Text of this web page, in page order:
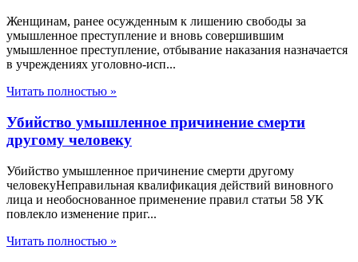
Женщинам, ранее осужденным к лишению свободы за
умышленное преступление и вновь совершившим
умышленное преступление, отбывание наказания назначается
в учреждениях уголовно-исп...
Читать полностью »
Убийство умышленное причинение смерти
другому человеку
Убийство умышленное причинение смерти другому
человекуНеправильная квалификация действий виновного
лица и необоснованное применение правил статьи 58 УК
повлекло изменение приг...
Читать полностью »